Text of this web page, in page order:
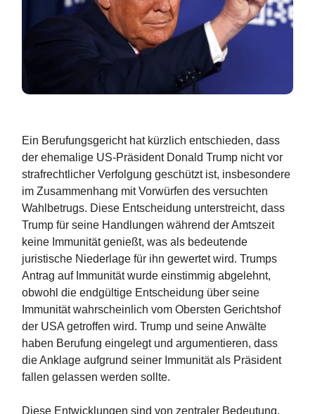
Ein Berufungsgericht hat kürzlich entschieden, dass
der ehemalige US-Präsident Donald Trump nicht vor
strafrechtlicher Verfolgung geschützt ist, insbesondere
im Zusammenhang mit Vorwürfen des versuchten
Wahlbetrugs. Diese Entscheidung unterstreicht, dass
Trump für seine Handlungen während der Amtszeit
keine Immunität genießt, was als bedeutende
juristische Niederlage für ihn gewertet wird. Trumps
Antrag auf Immunität wurde einstimmig abgelehnt,
obwohl die endgültige Entscheidung über seine
Immunität wahrscheinlich vom Obersten Gerichtshof
der USA getroffen wird. Trump und seine Anwälte
haben Berufung eingelegt und argumentieren, dass
die Anklage aufgrund seiner Immunität als Präsident
fallen gelassen werden sollte.
Diese Entwicklungen sind von zentraler Bedeutung,